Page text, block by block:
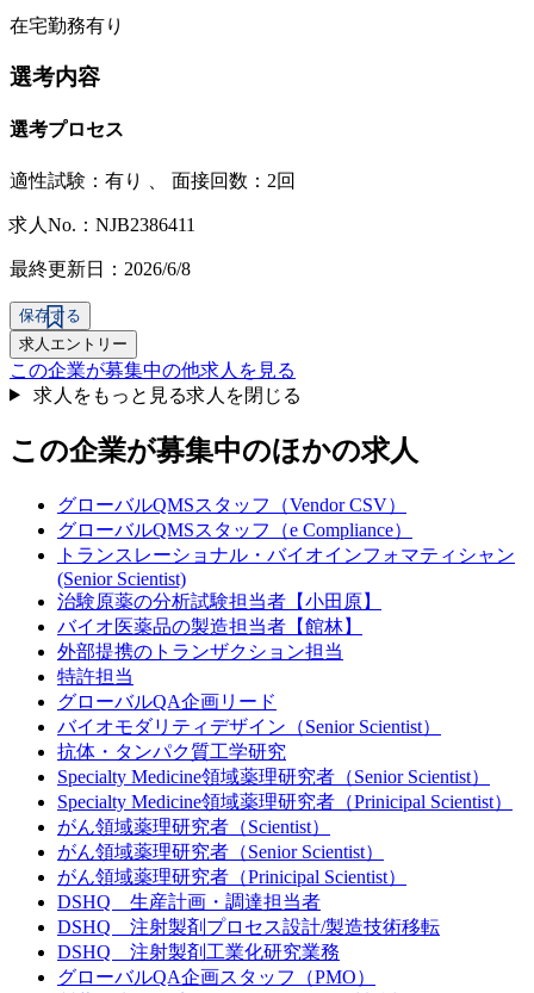
在宅勤務有り
選考内容
選考プロセス
適性試験： 有り 面接回数：2回
求人No.：NJB2386411
最終更新日：2026/6/8
保存する
求人エントリー
この企業が募集中の他求人を見る
求人をもっと見る求人を閉じる
この企業が募集中のほかの求人
グローバルQMSスタッフ（Vendor CSV）
グローバルQMSスタッフ（e Compliance）
トランスレーショナル・バイオインフォマティシャン
(Senior Scientist)
治験原薬の分析試験担当者【小田原】
バイオ医薬品の製造担当者【館林】
外部提携のトランザクション担当
特許担当
グローバルQA企画リード
バイオモダリティデザイン（Senior Scientist）
抗体・タンパク質工学研究
Specialty Medicine領域薬理研究者（Senior Scientist）
Specialty Medicine領域薬理研究者（Prinicipal Scientist）
がん領域薬理研究者（Scientist）
がん領域薬理研究者（Senior Scientist）
がん領域薬理研究者（Prinicipal Scientist）
DSHQ 生産計画・調達担当者
DSHQ 注射製剤プロセス設計/製造技術移転
DSHQ 注射製剤工業化研究業務
グローバルQA企画スタッフ（PMO）